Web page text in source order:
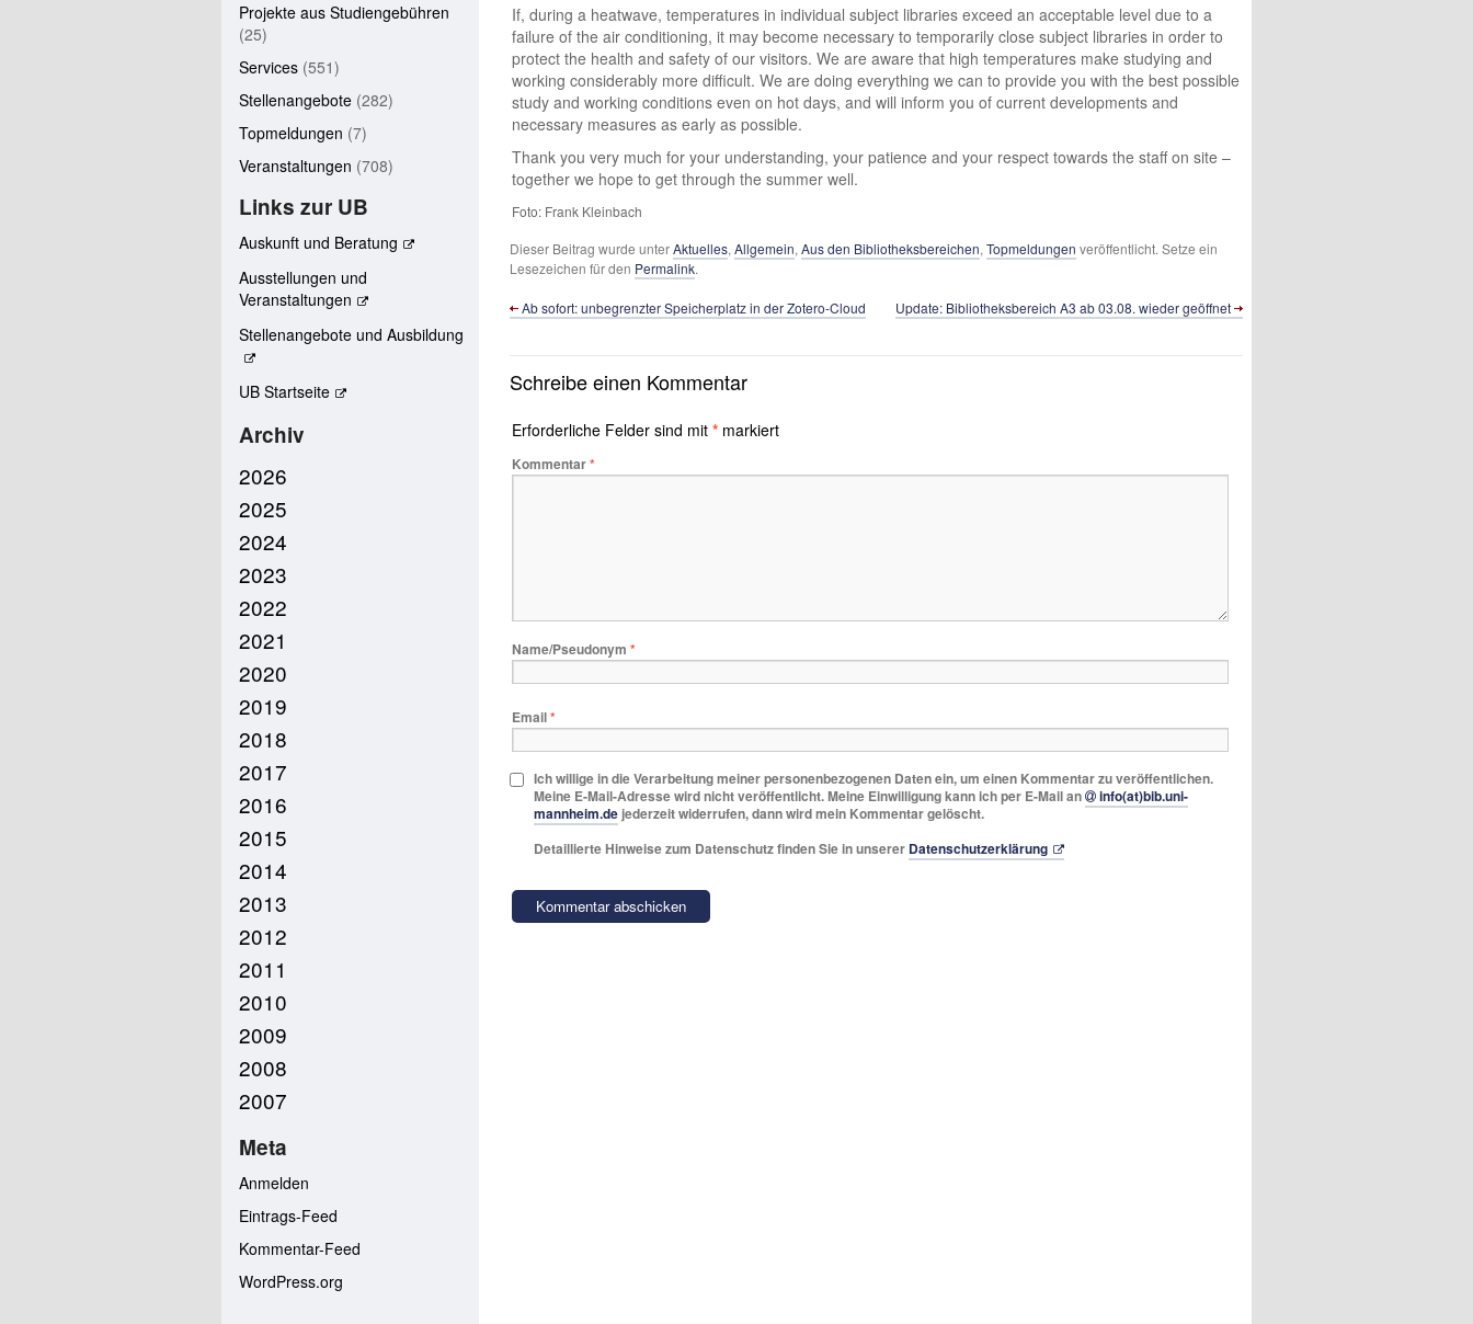
If, during a heatwave, temperatures in individual subject libraries exceed an acceptable level due to a
failure of the air conditioning, it may become necessary to temporarily close subject libraries in order to
protect the health and safety of our visitors. We are aware that high temperatures make studying and
working considerably more difficult. We are doing everything we can to provide you with the best possible
study and working conditions even on hot days, and will inform you of current developments and
necessary measures as early as possible.
Thank you very much for your understanding, your patience and your respect towards the staff on site –
together we hope to get through the summer well.
Foto: Frank Kleinbach
Dieser Beitrag wurde unterAktuelles,Allgemein,Aus den Bibliotheksbereichen,Topmeldungen veröffentlicht. Setze ein
Lesezeichen für den Permalink.
Ab sofort: unbegrenzter Speicherplatz in der Zotero-Cloud Update: Bibliotheksbereich A3 ab 03.08. wieder geöffnet
Schreibe einen Kommentar
Erforderliche Felder sind mit* markiert
Kommentar*
Name/Pseudonym*
Email*
Ich willige in die Verarbeitung meiner personenbezogenen Daten ein, um einen Kommentar zu veröffentlichen.
Meine E-Mail-Adresse wird nicht veröffentlicht. Meine Einwilligung kann ich per E-Mail an
info(at)bib.uni-
mannheim.de jederzeit widerrufen, dann wird mein Kommentar gelöscht.
Detaillierte Hinweise zum Datenschutz finden Sie in unserer Datenschutzerklärung
Projekte aus Studiengebühren
(25)
Services (551)
Stellenangebote (282)
Topmeldungen (7)
Veranstaltungen (708)
Links zur UB
Auskunft und Beratung
Ausstellungen und
Veranstaltungen
Stellenangebote und Ausbildung
UB Startseite
Archiv
2026
2025
2024
2023
2022
2021
2020
2019
2018
2017
2016
2015
2014
2013
2012
2011
2010
2009
2008
2007
Meta
Anmelden
Eintrags-Feed
Kommentar-Feed
WordPress.org